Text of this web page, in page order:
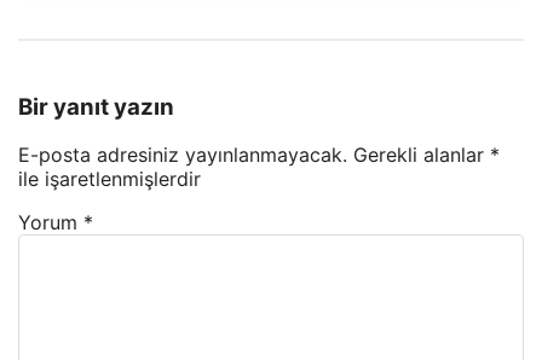
Bir yanıt yazın
E-posta adresiniz yayınlanmayacak. Gerekli alanlar *
ile işaretlenmişlerdir
Yorum *